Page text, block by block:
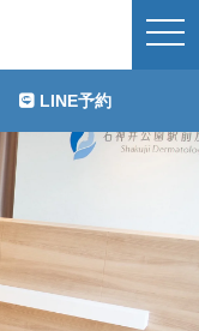
t
o
n
a
t
LINE予約